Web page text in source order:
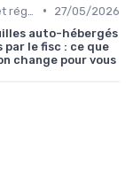
•
27/05/2026
auto-hébergés
par le fisc : ce que
change pour vous